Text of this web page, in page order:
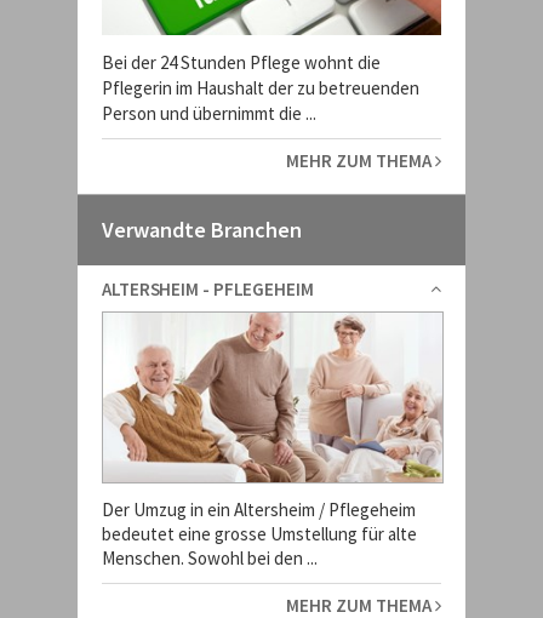
Bei der 24 Stunden Pflege wohnt die
Pflegerin im Haushalt der zu betreuenden
Person und übernimmt die ...
MEHR ZUM THEMA
Verwandte Branchen
ALTERSHEIM - PFLEGEHEIM
Der Umzug in ein Altersheim / Pflegeheim
bedeutet eine grosse Umstellung für alte
Menschen. Sowohl bei den ...
MEHR ZUM THEMA